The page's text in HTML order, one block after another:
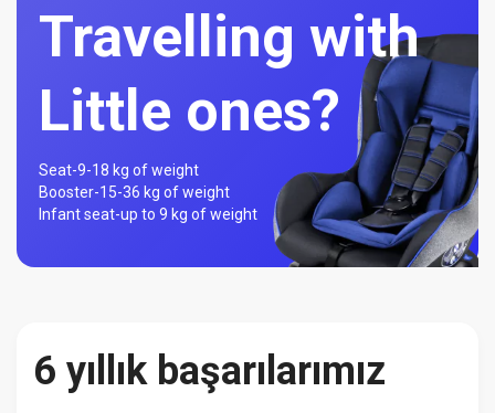
Travelling with
Little ones?
Seat-9-18 kg of weight
Booster-15-36 kg of weight
Infant seat-up to 9 kg of weight
6 yıllık başarılarımız